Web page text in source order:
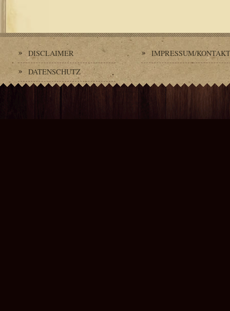
DISCLAIMER
DATENSCHUTZ
IMPRESSUM/KONTAKT